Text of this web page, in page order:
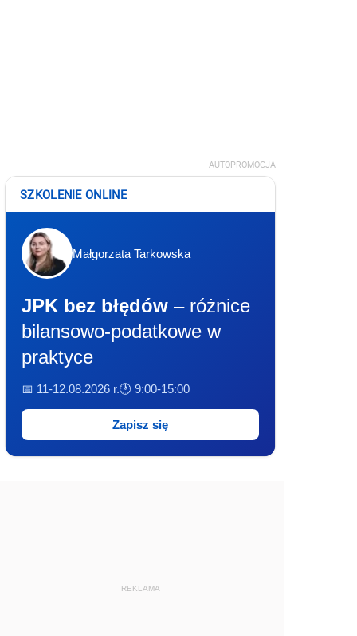
AUTOPROMOCJA
SZKOLENIE ONLINE
Małgorzata Tarkowska
JPK bez błędów – różnice
bilansowo-podatkowe w
praktyce
📅 11-12.08.2026 r.🕐 9:00-15:00
Zapisz się
REKLAMA